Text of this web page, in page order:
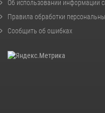
Об использовании информации
Правила обработки
Сообщить об ошибках